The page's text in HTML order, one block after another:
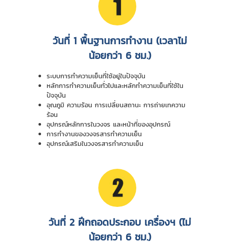
วันที่ 1 พื้นฐานการทำงาน (เวลาไม่
น้อยกว่า 6 ชม.)
ระบบการทำความเย็นที่ใช้อยู่ในปัจจุบัน
หลักการทำความเย็นทั่วไปและหลักทำความเย็นที่ใช้ใน
ปัจจุบัน
อุณภูมิ ความร้อน การเปลี่ยนสถานะ การถ่ายเทความ
ร้อน
อุปกรณ์หลักการในวงจร และหน้าที่ของอุปกรณ์
การทำงานของวงจรสารทำความเย็น
อุปกรณ์เสริมในวงจรสารทำความเย็น
วันที่ 2 ฝึกถอดประกอบ เครื่องฯ (ไม่
น้อยกว่า 6 ชม.)